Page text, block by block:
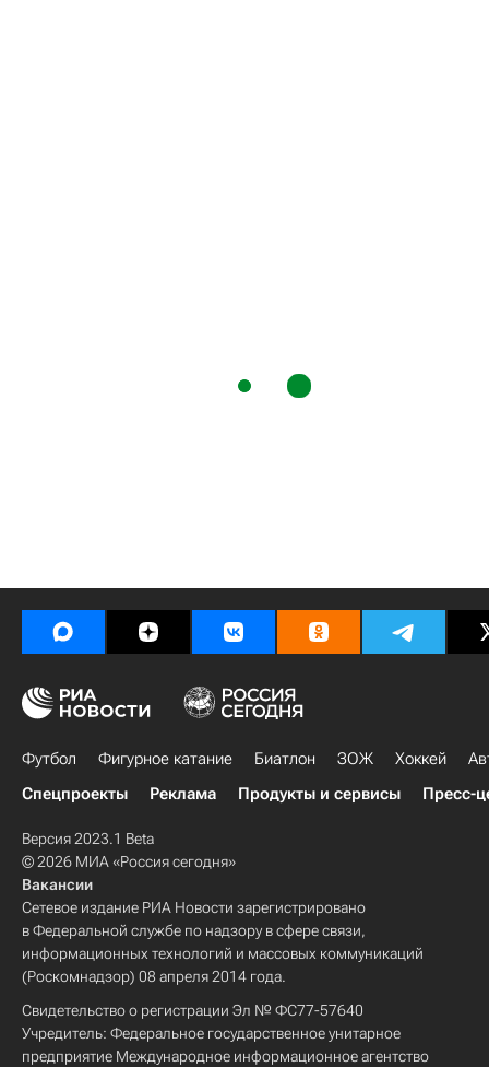
Футбол Фигурное катание Биатлон ЗОЖ Хоккей
Спецпроекты
Реклама Продукты и сервисы Пресс-
Версия 2023.1 Beta
© 2026 МИА «Россия сегодня»
Вакансии
Сетевое издание РИА Новости зарегистрировано
в Федеральной службе по надзору в сфере связи,
информационных технологий и массовых коммуникаций
(Роскомнадзор) 08 апреля 2014 года.
Свидетельство о регистрации Эл № ФС77-57640
Учредитель: Федеральное государственное унитарное
предприятие Международное информационное агентство